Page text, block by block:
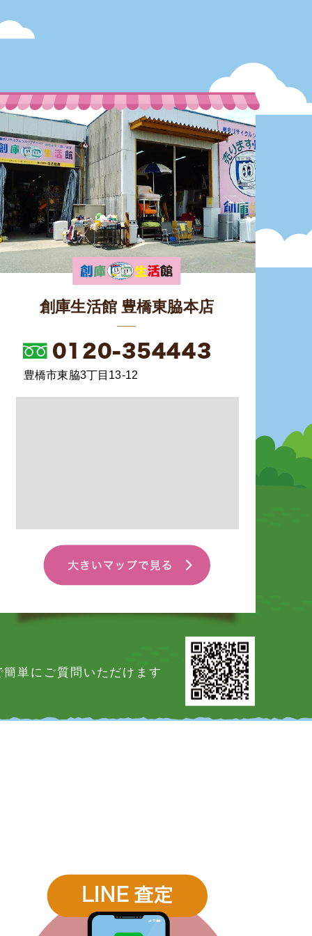
創庫生活館 豊橋東脇本店
豊橋市東脇3丁目13-12
単にご質問いただけます